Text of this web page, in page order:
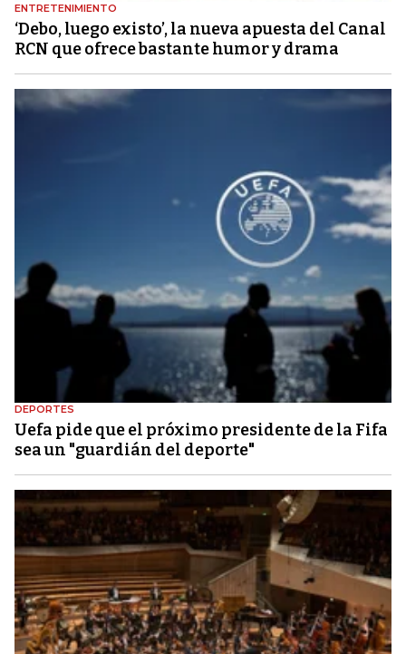
ENTRETENIMIENTO
‘Debo, luego existo’, la nueva apuesta del Canal
RCN que ofrece bastante humor y drama
DEPORTES
Uefa pide que el próximo presidente de la Fifa
sea un "guardián del deporte"